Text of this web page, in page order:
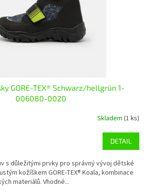
GORE-TEX® Schwarz/hellgrün 1-
006080-0020
Skladem (1 ks)
DETAIL
s důležitými prvky pro správný vývoj dětské
kožíškem GORE-TEX® Koala, kombinace
materiálů. Vhodné...